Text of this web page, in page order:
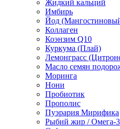
Жидкий кальций
Имбирь
Йод
Коллаген
Коэнзим Q10
Куркума (Плай)
Лемонграсс
Масло семян
Моринга
Нони
Пробиотик
Прополис
Пуэрария Мирифика
Рыбий жир / Омега-3